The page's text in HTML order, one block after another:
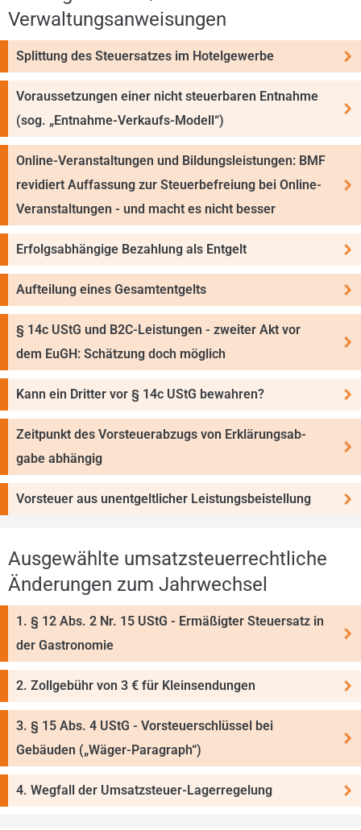
Verwaltungsanweisungen
Splittung des Steuersatzes im Hotelgewerbe
Voraussetzungen einer nicht steuerbaren Entnahme
(sog. „Entnahme-Verkaufs-Modell“)
Online-Veranstaltungen und Bildungsleistungen: BMF
revi­diert Auffassung zur Steuerbefreiung bei Online-
Ver­anstaltungen - und macht es nicht besser
Erfolgsabhängige Bezahlung als Entgelt
Aufteilung eines Gesamtentgelts
§ 14c UStG und B2C-Leistungen - zweiter Akt vor
dem EuGH: Schätzung doch möglich
Kann ein Dritter vor § 14c UStG bewahren?
Zeitpunkt des Vorsteuerabzugs von Er­klä­rungs­ab­
gabe abhängig
Vorsteuer aus unentgeltlicher Leistungsbeistellung
Ausgewählte umsatzsteuerrechtliche
Ände­run­gen zum Jahrwechsel
1. § 12 Abs. 2 Nr. 15 UStG - Ermäßigter Steuersatz in
der Gastro­nomie
2. Zollgebühr von 3 € für Kleinsendungen
3. § 15 Abs. 4 UStG - Vorsteuerschlüssel bei
Gebäuden („Wäger-Paragraph“)
4. Wegfall der Umsatzsteuer-Lagerregelung